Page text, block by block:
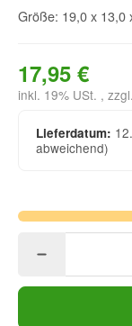
Größe: 19,0 x 13,0
17,95 €
inkl. 19% USt. , zzgl.
Lieferdatum:
abweichend)